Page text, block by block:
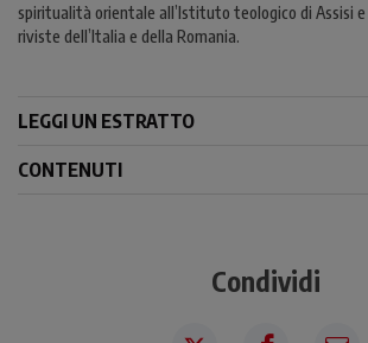
spiritualità orientale all’Istituto teologico di Assisi e
riviste dell’Italia e della Romania.
LEGGI UN ESTRATTO
CONTENUTI
Condividi